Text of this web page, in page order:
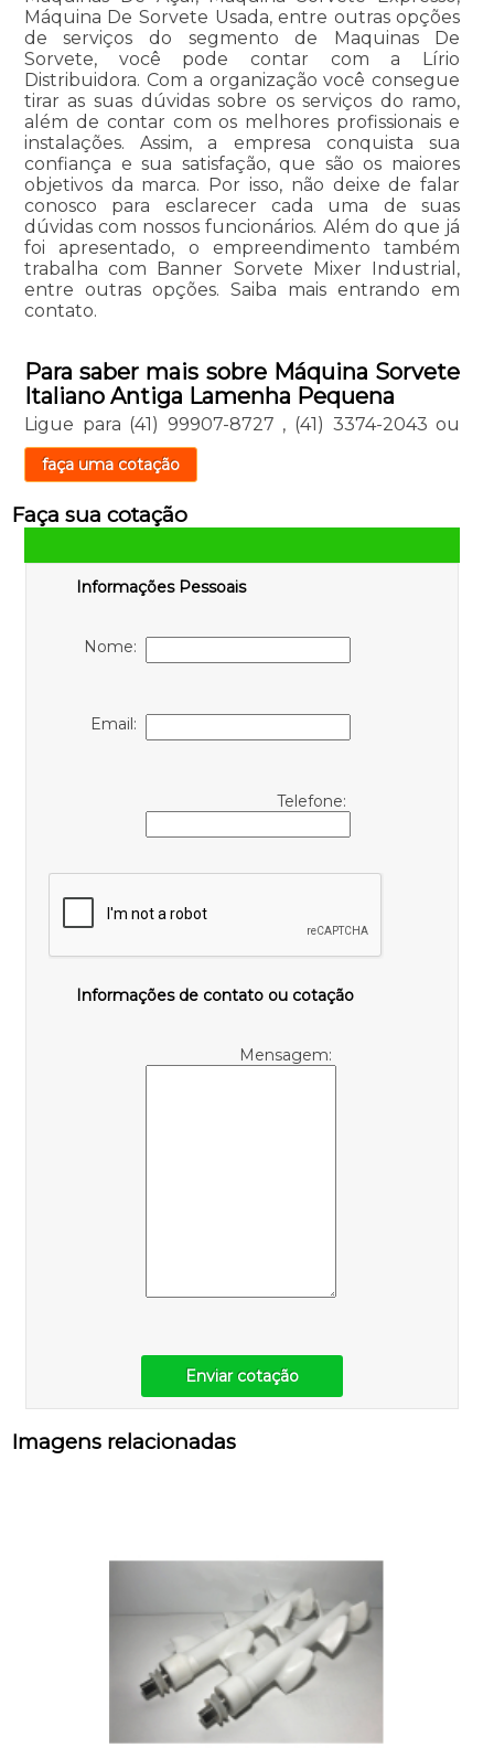
Máquina De Sorvete Usada, entre outras opções
de serviços do segmento de Maquinas De
Sorvete, você pode contar com a Lírio
Distribuidora. Com a organização você consegue
tirar as suas dúvidas sobre os serviços do ramo,
além de contar com os melhores profissionais e
instalações. Assim, a empresa conquista sua
confiança e sua satisfação, que são os maiores
objetivos da marca. Por isso, não deixe de falar
conosco para esclarecer cada uma de suas
dúvidas com nossos funcionários. Além do que já
foi apresentado, o empreendimento também
trabalha com Banner Sorvete Mixer Industrial,
entre outras opções. Saiba mais entrando em
contato.
Para saber mais sobre Máquina Sorvete
Italiano Antiga Lamenha Pequena
Ligue para (41) 99907-8727 , (41) 3374-2043 ou
faça uma cotação
Faça sua cotação
Informações Pessoais
Nome:
Email:
Telefone:
Informações de contato ou cotação
Mensagem:
Enviar cotação
Imagens relacionadas